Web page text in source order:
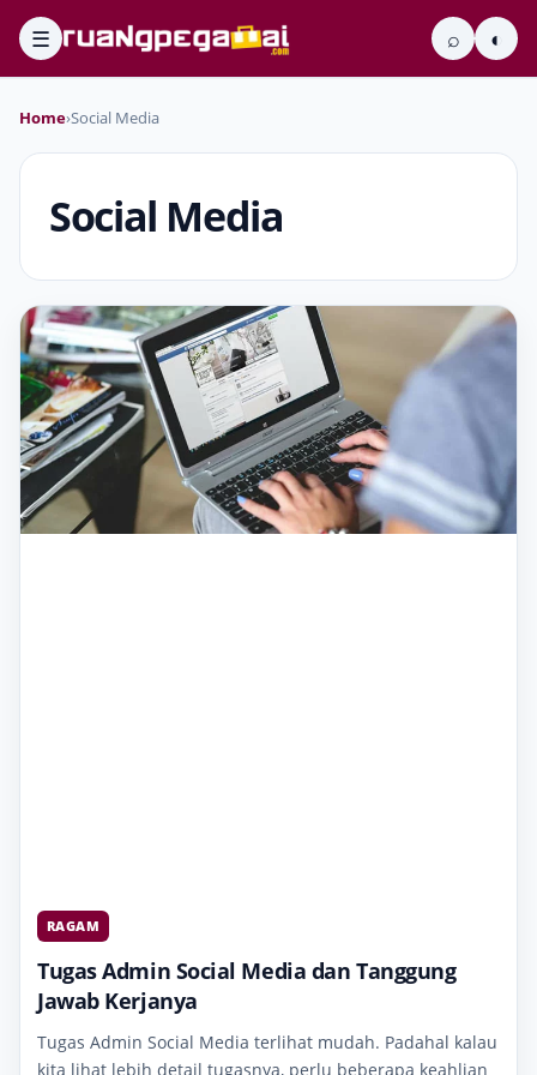
☰ ⌕ ◐
Home›Social Media
Social Media
RAGAM
Tugas Admin Social Media dan Tanggung
Jawab Kerjanya
Tugas Admin Social Media terlihat mudah. Padahal kalau
kita lihat lebih detail tugasnya, perlu beberapa keahlian